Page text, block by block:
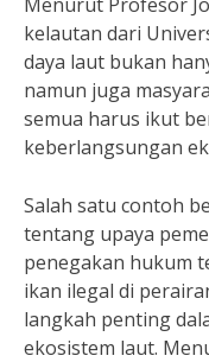
kelautan dari
daya laut bukan
namun juga
semua harus ikut
keberlangsungan
Salah satu contoh
tentang upaya
penegakan hukum
ikan ilegal di
langkah penting
ekosistem laut.